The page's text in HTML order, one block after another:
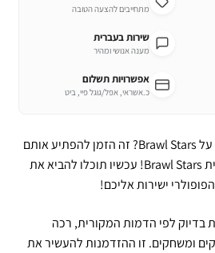
מתחייבים להצעה הטובה
שירות בעברית
מענה אנושי ומהיר
אפשרויות תשלום
כ.אשראי, אפל/גוגל פיי, ביט
הילדים לא מפסיקים לדבר על Brawl Stars? זה הזמן להפתיע אותם
עם בובת הבד של קולט מבית Brawl Stars! עכשיו תוכלו להביא את
ישירות אליכם!
בדיוק לפי הדמות המקורית, רכה
ומשחקים. זו ההזדמנות להעשיר את